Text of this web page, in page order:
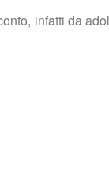
infatti da